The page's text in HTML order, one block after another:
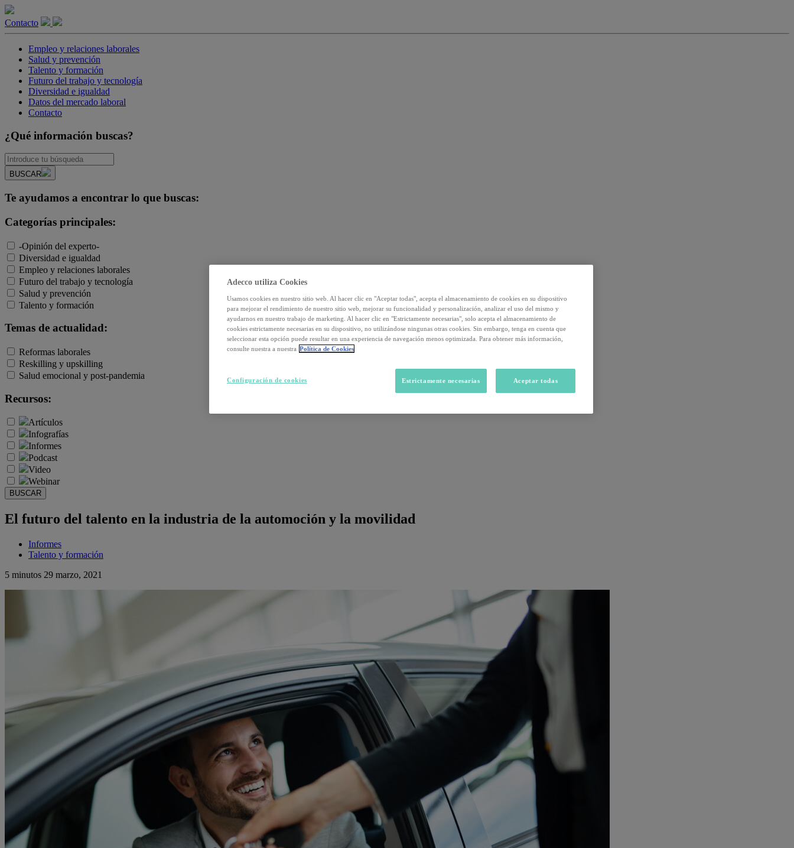
Contacto
Empleo y relaciones laborales
Salud y prevención
Talento y formación
Futuro del trabajo y tecnología
Diversidad e igualdad
Datos del mercado laboral
Contacto
¿Qué información buscas?
BUSCAR
Te ayudamos a encontrar lo que buscas:
Categorías principales:
-Opinión del experto-
Diversidad e igualdad
Empleo y relaciones laborales
Futuro del trabajo y tecnología
Salud y prevención
Talento y formación
Temas de actualidad:
Reformas laborales
Reskilling y upskilling
Salud emocional y post-pandemia
Recursos:
Artículos
Infografías
Informes
Podcast
Video
Webinar
BUSCAR
El futuro del talento en la industria de la automoción y la movilidad
Informes
Talento y formación
5 minutos 29 marzo, 2021
Adecco utiliza Cookies
Usamos cookies en nuestro sitio web. Al hacer clic en "Aceptar todas", acepta el almacenamiento de cookies en su dispositivo
para mejorar el rendimiento de nuestro sitio web, mejorar su funcionalidad y personalización, analizar el uso del mismo y
ayudarnos en nuestro trabajo de marketing. Al hacer clic en "Estrictamente necesarias", solo acepta el almacenamiento de
cookies estrictamente necesarias en su dispositivo, no utilizándose ningunas otras cookies. Sin embargo, tenga en cuenta que
seleccionar esta opción puede resultar en una experiencia de navegación menos optimizada. Para obtener más información,
consulte nuestra a nuestra Política de Cookies
Estrictamente necesarias Aceptar todas
Configuración de cookies